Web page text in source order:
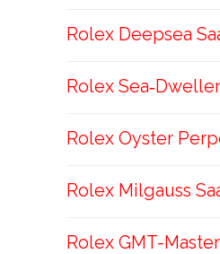
Rolex Deepsea
Rolex
Rolex Oyster
Rolex Milgauss
Rolex GMT-